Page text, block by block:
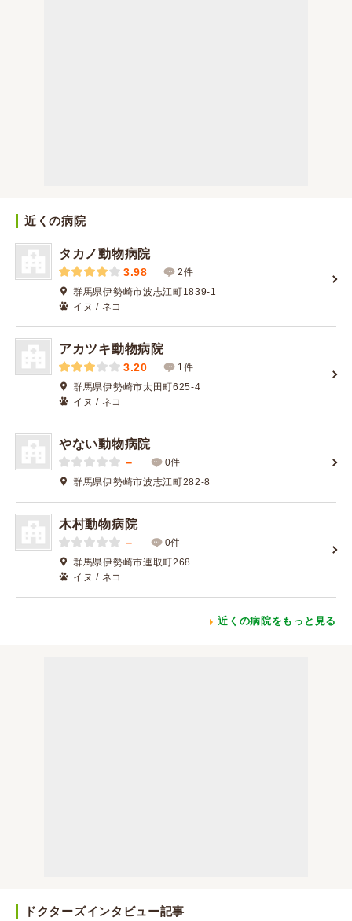
近くの病院
タカノ動物病院
3.98
2件
群馬県伊勢崎市波志江町1839-1
イヌ / ネコ
アカツキ動物病院
3.20
1件
群馬県伊勢崎市太田町625-4
イヌ / ネコ
やない動物病院
－
0件
群馬県伊勢崎市波志江町282-8
木村動物病院
－
0件
群馬県伊勢崎市連取町268
イヌ / ネコ
近くの病院をもっと見る
ドクターズインタビュー記事